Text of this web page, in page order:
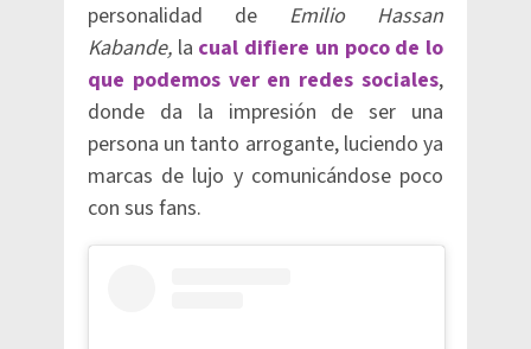
personalidad de Emilio Hassan
Kabande, la cual difiere un poco de lo
que podemos ver en redes sociales,
donde da la impresión de ser una
persona un tanto arrogante, luciendo ya
marcas de lujo y comunicándose poco
con sus fans.